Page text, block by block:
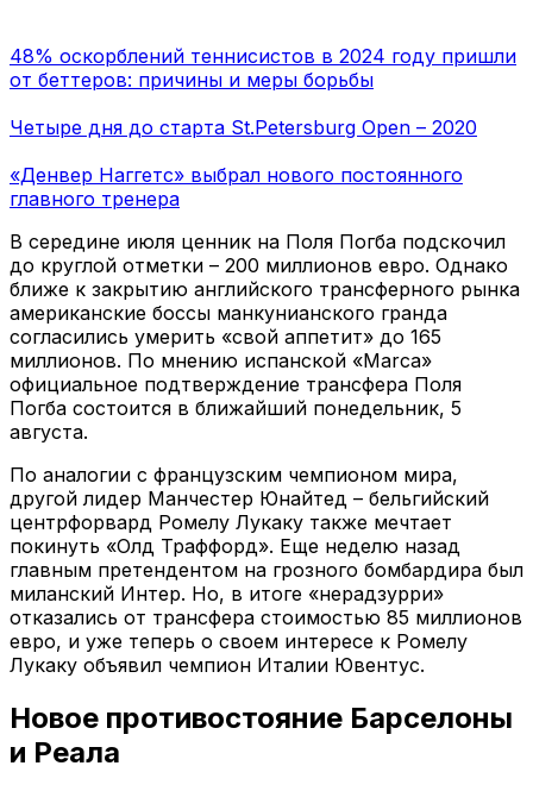
48% оскорблений теннисистов в 2024 году пришли
от беттеров: причины и меры борьбы
Четыре дня до старта St.Petersburg Open – 2020
«Денвер Наггетс» выбрал нового постоянного
главного тренера
В середине июля ценник на Поля Погба подскочил
до круглой отметки – 200 миллионов евро. Однако
ближе к закрытию английского трансферного рынка
американские боссы манкунианского гранда
согласились умерить «свой аппетит» до 165
миллионов. По мнению испанской «Marca»
официальное подтверждение трансфера Поля
Погба состоится в ближайший понедельник, 5
августа.
По аналогии с французским чемпионом мира,
другой лидер Манчестер Юнайтед – бельгийский
центрфорвард Ромелу Лукаку также мечтает
покинуть «Олд Траффорд». Еще неделю назад
главным претендентом на грозного бомбардира был
миланский Интер. Но, в итоге «нерадзурри»
отказались от трансфера стоимостью 85 миллионов
евро, и уже теперь о своем интересе к Ромелу
Лукаку объявил чемпион Италии Ювентус.
Новое противостояние Барселоны
и Реала